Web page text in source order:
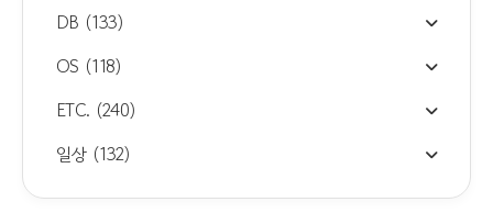
DB (133)
OS (118)
ETC. (240)
일상 (132)